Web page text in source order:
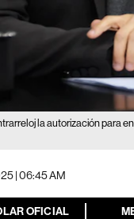
la autorización para
| 06:45 AM
OFICIAL